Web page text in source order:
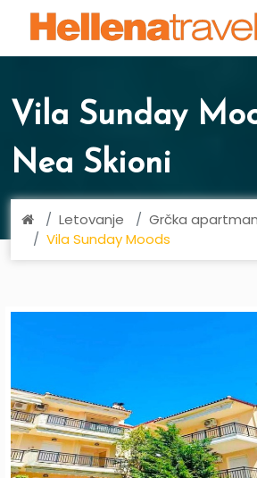
Vila Sunday
Nea Skioni
Letovanje Grčka
Vila Sunday Moods